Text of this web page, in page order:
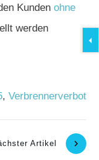
Kunden ohne
werden
, Verbrennerverbot
Artikel